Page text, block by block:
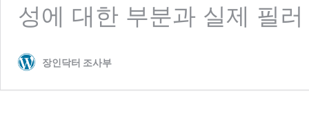
성에 대한 부분과 실제 필
장인닥터 조사부